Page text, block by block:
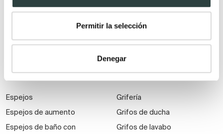
Permitir la selección
Denegar
económicos
Espejos
Espejos de aumento
Espejos de baño con
Grifería
Grifos de ducha
Grifos de lavabo